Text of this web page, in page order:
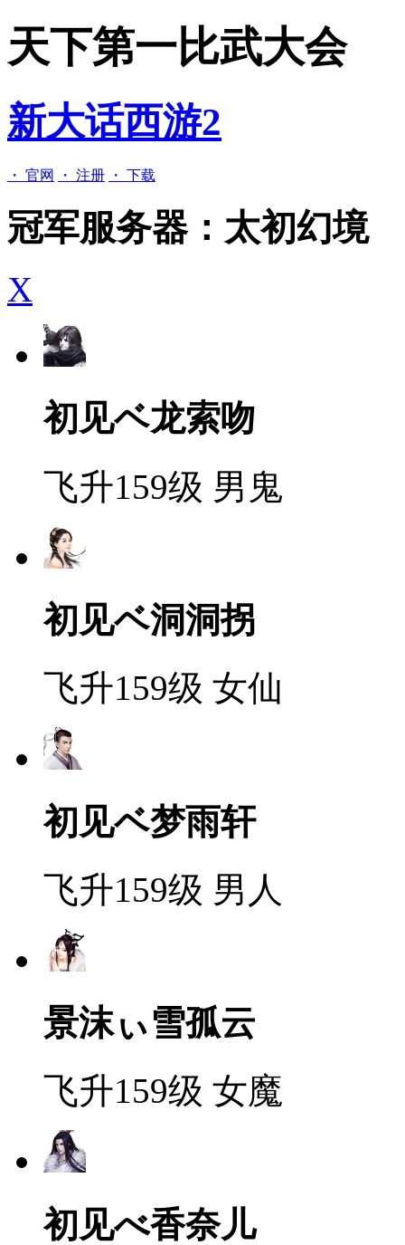
天下第一比武大会
新大话西游2
・ 官网 ・ 注册 ・ 下载
冠军服务器： 太初幻境
X
初见ベ龙索吻
飞升159级 男鬼
初见ベ洞洞拐
飞升159级 女仙
初见ベ梦雨轩
飞升159级 男人
景沫ぃ雪孤云
飞升159级 女魔
初见べ香奈儿